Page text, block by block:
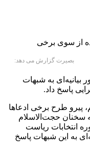
بصیرت گزارش می دهد:
بیانیه‌ای به شبهات
پاسخ داد.
پیرو طرح برخی ادعاها
سخنان حجت‌الاسلام
انتخابات ریاست
به این شبهات پاسخ